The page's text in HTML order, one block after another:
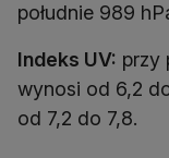
południe 989
Indeks UV: przy
wynosi od 6,2
od 7,2 do 7,8.